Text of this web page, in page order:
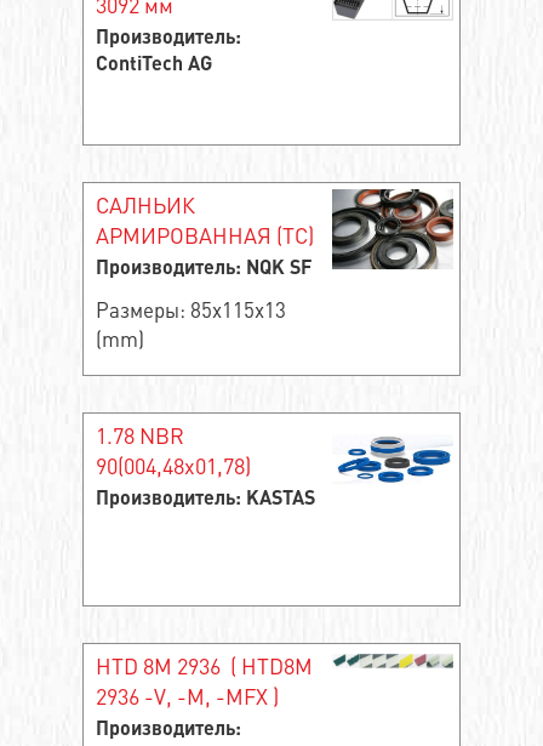
Производитель:
ContiTech AG
САЛНЬИК
АРМИРОВАННАЯ (TC)
Производитель: NQK SF
Размеры: 85x115x13
(mm)
1.78 NBR
90(004,48x01,78)
Производитель: KASTAS
HTD 8M 2936 ( HTD8M
2936 -V, -M, -MFX )
Производитель: